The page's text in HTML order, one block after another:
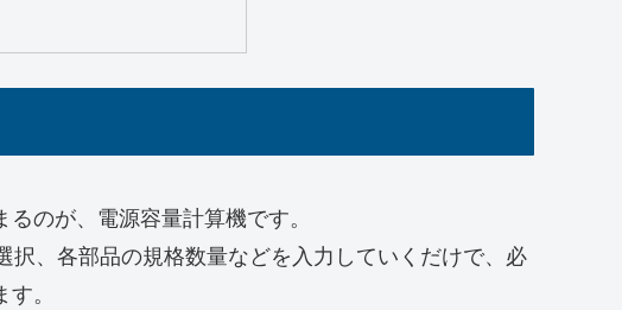
のが、電源容量計算機です。
、各部品の規格数量などを入力していくだけで、必
。